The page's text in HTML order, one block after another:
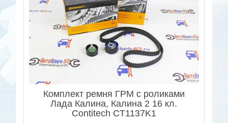
Комплект ремня ГРМ с роликами
Лада Калина, Калина 2 16 кл.
Contitech CT1137K1